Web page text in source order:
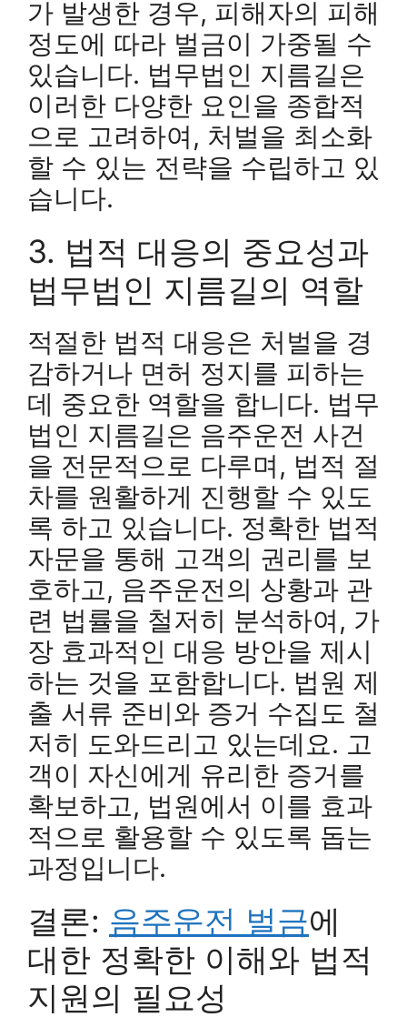
가 발생한 경우, 피해자의 피해
정도에 따라 벌금이 가중될 수
있습니다. 법무법인 지름길은
이러한 다양한 요인을 종합적
으로 고려하여, 처벌을 최소화
할 수 있는 전략을 수립하고 있
습니다.
3. 법적 대응의 중요성과
법무법인 지름길의 역할
적절한 법적 대응은 처벌을 경
감하거나 면허 정지를 피하는
데 중요한 역할을 합니다. 법무
법인 지름길은 음주운전 사건
을 전문적으로 다루며, 법적 절
차를 원활하게 진행할 수 있도
록 하고 있습니다. 정확한 법적
자문을 통해 고객의 권리를 보
호하고, 음주운전의 상황과 관
련 법률을 철저히 분석하여, 가
장 효과적인 대응 방안을 제시
하는 것을 포함합니다. 법원 제
출 서류 준비와 증거 수집도 철
저히 도와드리고 있는데요. 고
객이 자신에게 유리한 증거를
확보하고, 법원에서 이를 효과
적으로 활용할 수 있도록 돕는
과정입니다.
결론: 음주운전 벌금에
대한 정확한 이해와 법적
지원의 필요성